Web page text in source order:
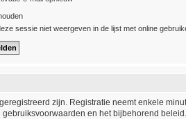
sessie niet weergeven in de lijst met online
zijn. Registratie neemt enkele
en het bijbehorend